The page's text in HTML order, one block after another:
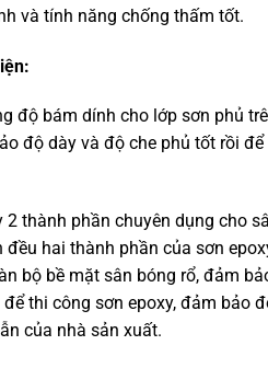
và tính năng chống thấm tốt.
bám dính cho lớp sơn phủ
độ dày và độ che phủ tốt rồi
phần chuyên dụng cho
hai thành phần của sơn
bộ bề mặt sân bóng rổ, đảm
thi công sơn epoxy, đảm bảo
của nhà sản xuất.